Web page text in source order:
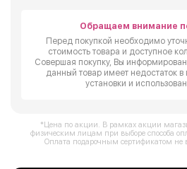
Обращаем внимание
Перед покупкой необходимо
стоимость товара и доступное
Совершая покупку, Вы
данный товар имеет недостаток
установки и
*Цена по акции. В рамках акции
физическим лицам при выборе способа
Оплата подарочным сертификатом не